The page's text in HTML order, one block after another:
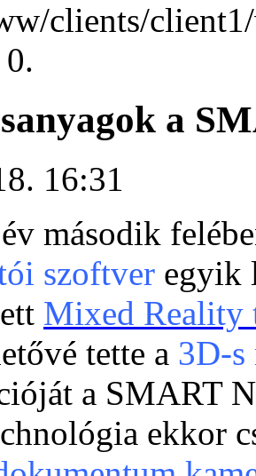
clients/
a
16:31
második
szoftver egyik
Mixed Reality
tette a 3D-s
a SMART
ekkor